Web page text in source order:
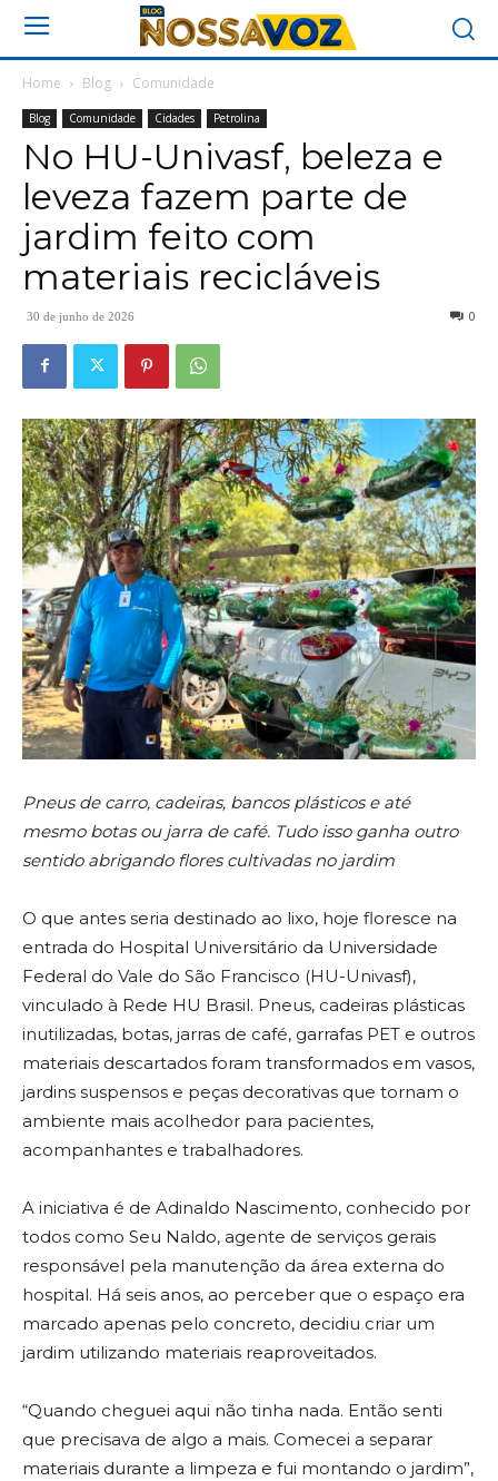
Home Blog Comunidade
Blog Comunidade Cidades Petrolina
No HU-Univasf, beleza e
leveza fazem parte de
jardim feito com
materiais recicláveis
30 de junho de 2026 0
Pneus de carro, cadeiras, bancos plásticos e até
mesmo botas ou jarra de café. Tudo isso ganha outro
sentido abrigando flores cultivadas no jardim
O que antes seria destinado ao lixo, hoje floresce na
entrada do Hospital Universitário da Universidade
Federal do Vale do São Francisco (HU-Univasf),
vinculado à Rede HU Brasil. Pneus, cadeiras plásticas
inutilizadas, botas, jarras de café, garrafas PET e outros
materiais descartados foram transformados em vasos,
jardins suspensos e peças decorativas que tornam o
ambiente mais acolhedor para pacientes,
acompanhantes e trabalhadores.
A iniciativa é de Adinaldo Nascimento, conhecido por
todos como Seu Naldo, agente de serviços gerais
responsável pela manutenção da área externa do
hospital. Há seis anos, ao perceber que o espaço era
marcado apenas pelo concreto, decidiu criar um
jardim utilizando materiais reaproveitados.
“Quando cheguei aqui não tinha nada. Então senti
que precisava de algo a mais. Comecei a separar
materiais durante a limpeza e fui montando o jardim”,